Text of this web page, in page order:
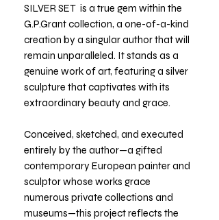
SILVER SET is a true gem within the
G.P.Grant collection, a one-of-a-kind
creation by a singular author that will
remain unparalleled. It stands as a
genuine work of art, featuring a silver
sculpture that captivates with its
extraordinary beauty and grace.
Conceived, sketched, and executed
entirely by the author—a gifted
contemporary European painter and
sculptor whose works grace
numerous private collections and
museums—this project reflects the